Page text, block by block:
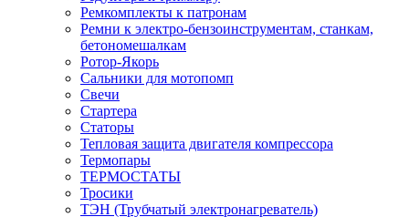
Ремкомплекты к патронам
Ремни к электро-бензоинструментам, станкам,
бетономешалкам
Ротор-Якорь
Сальники для мотопомп
Свечи
Стартера
Статоры
Тепловая защита двигателя компрессора
Термопары
ТЕРМОСТАТЫ
Тросики
ТЭН (Трубчатый электронагреватель)